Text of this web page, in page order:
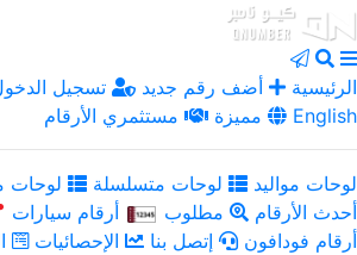
الرئيسية أضف رقم جديد تسجيل
مميزة
مستثمري الأرقام English
لوحات مواليد لوحات متسلسلة
لوحات
أحدث الأرقام
مطلوب أرقام سيارات
أرقام فودافون
إتصل بنا الإحصائيات